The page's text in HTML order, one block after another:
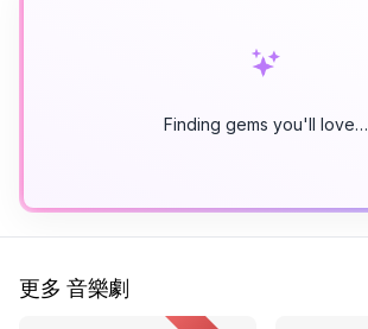
Finding gems you'll love…
更多 音樂劇